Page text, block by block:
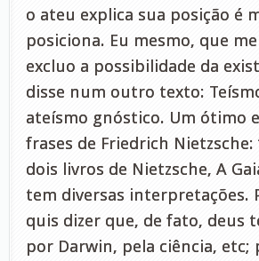
o ateu explica sua posição é
posiciona. Eu mesmo, que
excluo a possibilidade da
disse num outro texto:
ateísmo gnóstico. Um ótimo
frases de Friedrich
dois livros de Nietzsche, A
tem diversas interpretações.
quis dizer que, de fato, deus
por Darwin, pela ciência,